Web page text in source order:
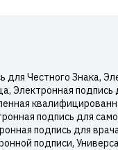
Честного Знака,
Электронная подпись
подпись для
подпись для
подписи,